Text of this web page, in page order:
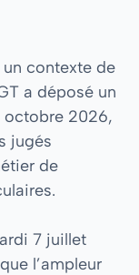
contexte de
a déposé un
octobre 2026,
jugés
de
7 juillet
l’ampleur